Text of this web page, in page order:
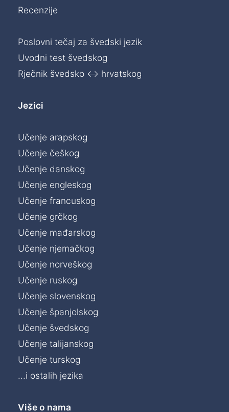
Recenzije
Poslovni tečaj za švedski jezik
Uvodni test švedskog
Rječnik švedsko ↔ hrvatskog
Jezici
Učenje arapskog
Učenje češkog
Učenje danskog
Učenje engleskog
Učenje francuskog
Učenje grčkog
Učenje mađarskog
Učenje njemačkog
Učenje norveškog
Učenje ruskog
Učenje slovenskog
Učenje španjolskog
Učenje švedskog
Učenje talijanskog
Učenje turskog
...i ostalih jezika
Više o nama